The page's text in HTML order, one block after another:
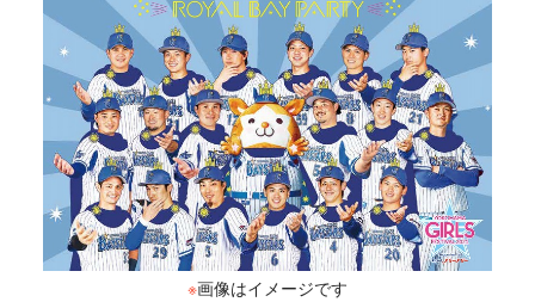
※画像はイメージです